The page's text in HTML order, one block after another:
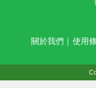
關於我們 ｜ 使用